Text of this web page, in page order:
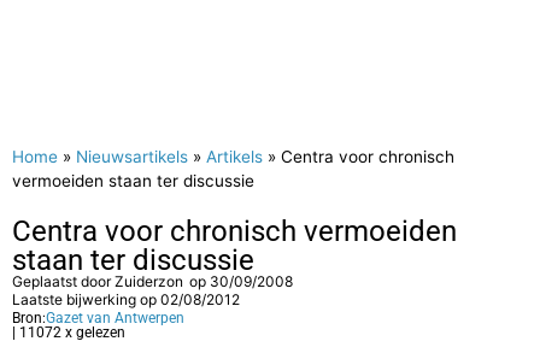
Home » Nieuwsartikels » Artikels » Centra voor chronisch
vermoeiden staan ter discussie
Centra voor chronisch vermoeiden
staan ter discussie
Geplaatst doorZuiderzon op 30/09/2008
Laatste bijwerking op 02/08/2012
Bron:Gazet van Antwerpen
| 11072 x gelezen